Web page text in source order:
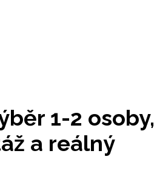
1-2 osoby,
a reálný